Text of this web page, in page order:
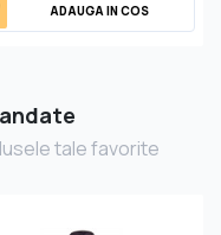
ADAUGA IN COS
tale favorite